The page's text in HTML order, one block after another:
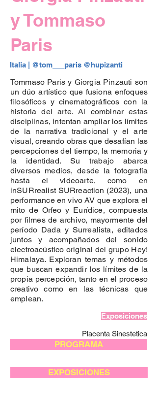
y Tommaso
Paris
Italia | @tom___paris @hupizanti
Tommaso Paris y Giorgia Pinzauti son
un dúo artístico que fusiona enfoques
filosóficos y cinematográficos con la
historia del arte. Al combinar estas
disciplinas, intentan ampliar los límites
de la narrativa tradicional y el arte
visual, creando obras que desafían las
percepciones del tiempo, la memoria y
la identidad. Su trabajo abarca
diversos medios, desde la fotografía
hasta el videoarte, como en
inSURrealist SURreaction (2023), una
performance en vivo AV que explora el
mito de Orfeo y Eurídice, compuesta
por filmes de archivo, mayormente del
período Dada y Surrealista, editados
juntos y acompañados del sonido
electroacústico original del grupo Hey!
Himalaya. Exploran temas y métodos
que buscan expandir los límites de la
propia percepción, tanto en el proceso
creativo como en las técnicas que
emplean.
Exposiciones
Placenta Sinestetica
PROGRAMA
EXPOSICIONES